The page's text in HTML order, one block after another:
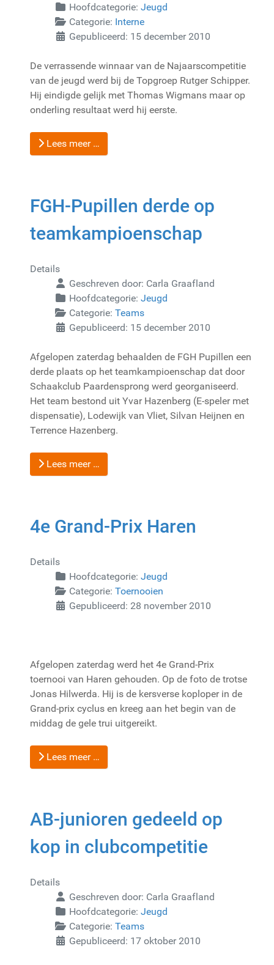
Hoofdcategorie: Jeugd
Categorie: Interne
Gepubliceerd: 15 december 2010
De verrassende winnaar van de Najaarscompetitie
van de jeugd werd bij de Topgroep Rutger Schipper.
Hij eindigde gelijk met Thomas Wigmans maar op
onderling resultaat werd hij eerste.
Lees meer …
FGH-Pupillen derde op
teamkampioenschap
Details
Geschreven door: Carla Graafland
Hoofdcategorie: Jeugd
Categorie: Teams
Gepubliceerd: 15 december 2010
Afgelopen zaterdag behaalden de FGH Pupillen een
derde plaats op het teamkampioenschap dat door
Schaakclub Paardensprong werd georganiseerd.
Het team bestond uit Yvar Hazenberg (E-speler met
dispensatie), Lodewijk van Vliet, Silvan Heijnen en
Terrence Hazenberg.
Lees meer …
4e Grand-Prix Haren
Details
Hoofdcategorie: Jeugd
Categorie: Toernooien
Gepubliceerd: 28 november 2010
Afgelopen zaterdag werd het 4e Grand-Prix
toernooi van Haren gehouden. Op de foto de trotse
Jonas Hilwerda. Hij is de kersverse koploper in de
Grand-prix cyclus en kreeg aan het begin van de
middag de gele trui uitgereikt.
Lees meer …
AB-junioren gedeeld op
kop in clubcompetitie
Details
Geschreven door: Carla Graafland
Hoofdcategorie: Jeugd
Categorie: Teams
Gepubliceerd: 17 oktober 2010